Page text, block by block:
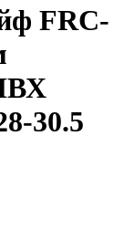
FRC-
30.5